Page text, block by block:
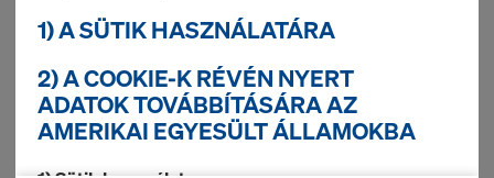
1) A SÜTIK HASZNÁLATÁRA
2) A COOKIE-K RÉVÉN NYERT
ADATOK TOVÁBBÍTÁSÁRA AZ
AMERIKAI EGYESÜLT ÁLLAMOKBA